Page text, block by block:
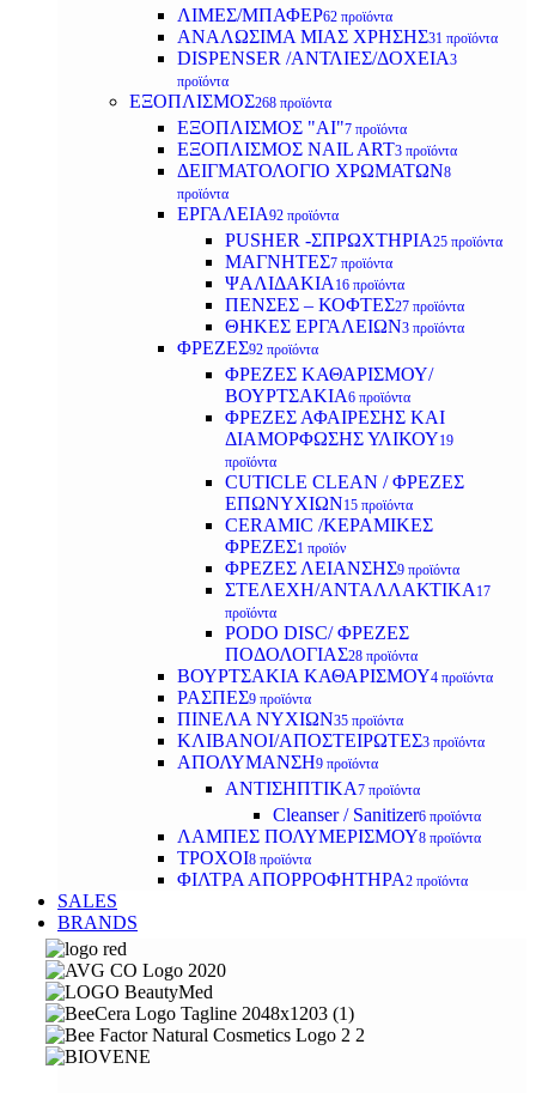
ΛΙΜΕΣ/ΜΠΑΦΕΡ62 προϊόντα
ΑΝΑΛΩΣΙΜΑ ΜΙΑΣ ΧΡΗΣΗΣ31 προϊόντα
DISPENSER /ΑΝΤΛΙΕΣ/ΔΟΧΕΙΑ3
προϊόντα
ΕΞΟΠΛΙΣΜΟΣ268 προϊόντα
ΕΞΟΠΛΙΣΜΟΣ "AI"7 προϊόντα
ΕΞΟΠΛΙΣΜΟΣ NAIL ART3 προϊόντα
ΔΕΙΓΜΑΤΟΛΟΓΙΟ ΧΡΩΜΑΤΩΝ8
προϊόντα
ΕΡΓΑΛΕΙΑ92 προϊόντα
PUSHER -ΣΠΡΩΧΤΗΡΙΑ25 προϊόντα
ΜΑΓΝΗΤΕΣ7 προϊόντα
ΨΑΛΙΔΑΚΙΑ 16 προϊόντα
ΠΕΝΣΕΣ – ΚΟΦΤΕΣ27 προϊόντα
ΘΗΚΕΣ ΕΡΓΑΛΕΙΩΝ3 προϊόντα
ΦΡΕΖΕΣ92 προϊόντα
ΦΡΕΖΕΣ ΚΑΘΑΡΙΣΜΟΥ/
ΒΟΥΡΤΣΑΚΙΑ6 προϊόντα
ΦΡΕΖΕΣ ΑΦΑΙΡΕΣΗΣ ΚΑΙ
ΔΙΑΜΟΡΦΩΣΗΣ ΥΛΙΚΟΥ19
προϊόντα
CUTICLE CLEAN / ΦΡΕΖΕΣ
ΕΠΩΝΥΧΙΩΝ15 προϊόντα
CERAMIC /ΚΕΡΑΜΙΚΕΣ
ΦΡΕΖΕΣ1 προϊόν
ΦΡΕΖΕΣ ΛΕΙΑΝΣΗΣ9 προϊόντα
ΣΤΕΛΕΧΗ/ΑΝΤΑΛΛΑΚΤΙΚΑ 17
προϊόντα
PODO DISC/ ΦΡΕΖΕΣ
ΠΟΔΟΛΟΓΙΑΣ28 προϊόντα
ΒΟΥΡΤΣΑΚΙΑ ΚΑΘΑΡΙΣΜΟΥ4 προϊόντα
ΡΑΣΠΕΣ9 προϊόντα
ΠΙΝΕΛΑ ΝΥΧΙΩΝ35 προϊόντα
ΚΛΙΒΑΝΟΙ/ΑΠΟΣΤΕΙΡΩΤΕΣ3 προϊόντα
ΑΠΟΛΥΜΑΝΣΗ9 προϊόντα
ΑΝΤΙΣΗΠΤΙΚΑ7 προϊόντα
Cleanser / Sanitizer6 προϊόντα
ΛΑΜΠΕΣ ΠΟΛΥΜΕΡΙΣΜΟΥ8 προϊόντα
ΤΡΟΧΟΙ8 προϊόντα
ΦΙΛΤΡΑ ΑΠΟΡΡΟΦΗΤΗΡΑ2 προϊόντα
SALES
BRANDS